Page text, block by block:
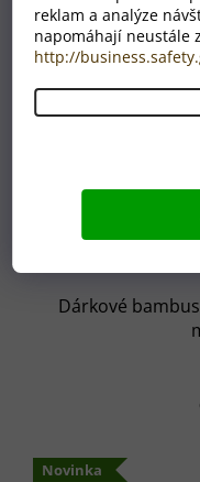
reklam a analýze
napomáhají neustále
http://
Dárkové
Novinka